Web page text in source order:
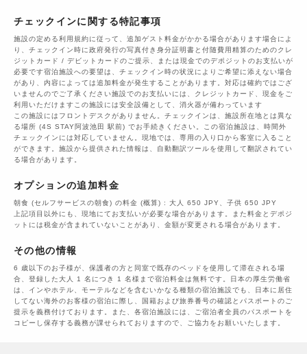
チェックインに関する特記事項
施設の定める利用規約に従って、追加ゲスト料金がかかる場合があります場合によ
り、チェックイン時に政府発行の写真付き身分証明書と付随費用精算のためのクレ
ジットカード / デビットカードのご提示、または現金でのデポジットのお支払いが
必要です宿泊施設への要望は、チェックイン時の状況によりご希望に添えない場合
があり、内容によっては追加料金が発生することがあります。対応は確約ではござ
いませんのでご了承ください施設でのお支払いには、クレジットカード、現金をご
利用いただけますこの施設には安全設備として、消火器が備わっています
この施設にはフロントデスクがありません。チェックインは、施設所在地とは異な
る場所 (4S STAY阿波池田 駅前) でお手続きください。この宿泊施設は、時間外
チェックインには対応していません。現地では、専用の入り口から客室に入ること
ができます。施設から提供された情報は、自動翻訳ツールを使用して翻訳されてい
る場合があります。
オプションの追加料金
朝食 (セルフサービスの朝食) の料金 (概算) : 大人 650 JPY、子供 650 JPY
上記項目以外にも、現地にてお支払いが必要な場合があります。また料金とデポジ
ットには税金が含まれていないことがあり、金額が変更される場合があります。
その他の情報
6 歳以下のお子様が、保護者の方と同室で既存のベッドを使用して滞在される場
合、登録した大人 1 名につき 1 名様まで宿泊料金は無料です。日本の厚生労働省
は、インやホテル、モーテルなどを含むいかなる種類の宿泊施設でも、日本に​居住
してない海外のお客様の宿泊に際し、国籍および旅券番号の確認とパスポートのご
提示を義務付け​ております。また、各宿泊施設には、ご宿泊者全員のパスポートを
コピーし保存する義務が課せられておりますの​で、ご協力をお願いいたします。